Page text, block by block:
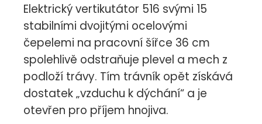
Elektrický vertikutátor 516 svými 15
stabilními dvojitými ocelovými
čepelemi na pracovní šířce 36 cm
spolehlivě odstraňuje plevel a mech z
podloží trávy. Tím trávník opět získává
dostatek „vzduchu k dýchání“ a je
otevřen pro příjem hnojiva.